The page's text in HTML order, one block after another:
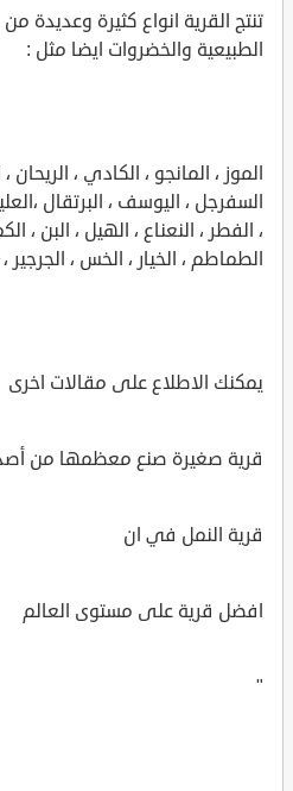
تنتج القرية انواع كثيرة وعديدة
الطبيعية والخضروات ايضا مثل :
الموز ، المانجو ، الكادي ، الريحان
السفرجل ، اليوسف ، البرتقال
، الفطر ، النعناع ، الهيل ، البن ،
الطماطم ، الخيار ، الخس ، الجرجير ،
يمكنك الاطلاع على مقالات اخرى
قرية صغيرة صنع معظمها من
قرية النمل في ان
افضل قرية على مستوى العالم
"